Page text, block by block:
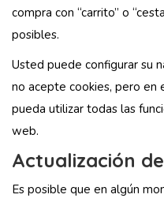
compra con “carrito” o
posibles.
Usted puede configurar su
no acepte cookies, pero en
pueda utilizar todas las
web.
Actualización
Es posible que en algún